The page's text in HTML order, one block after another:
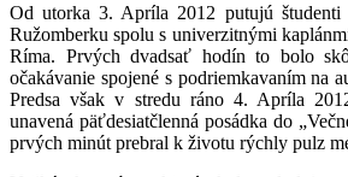
Od utorka 3. Apríla 2012 putujú
Ružomberku spolu s univerzitnými
Ríma. Prvých dvadsať hodín to bolo
očakávanie spojené s podriemkavaním na
Predsa však v stredu ráno 4. Apríla
unavená päťdesiatčlenná posádka do
prvých minút prebral k životu rýchly pulz